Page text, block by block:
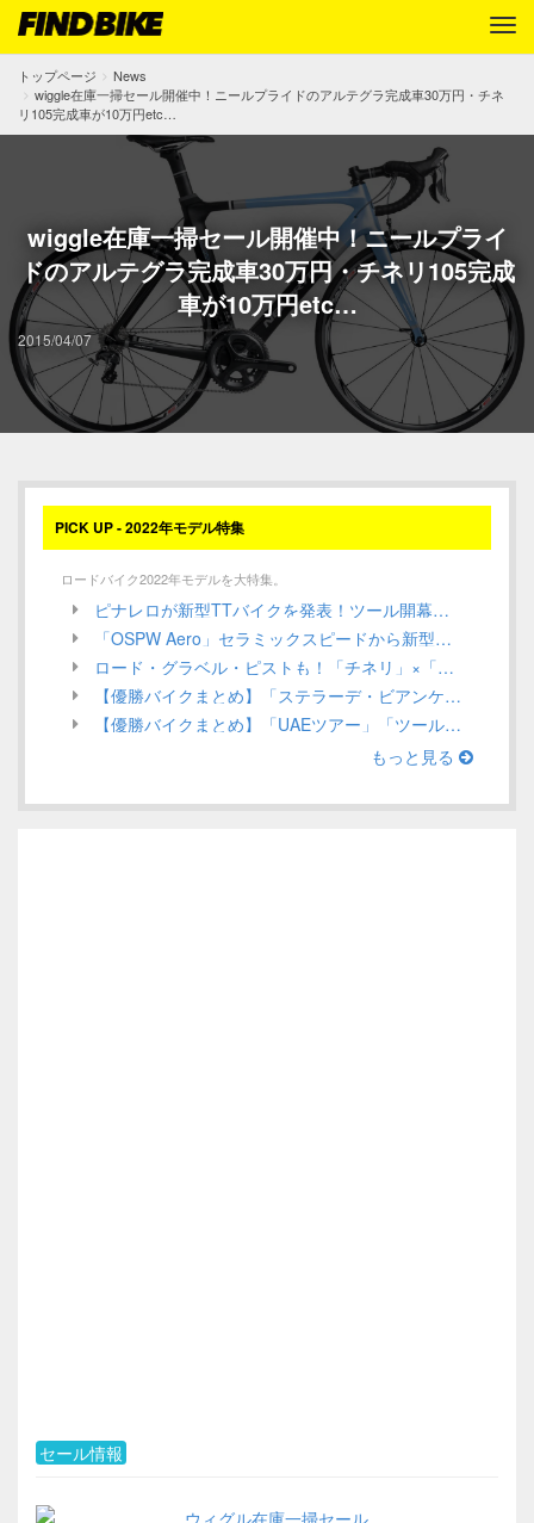
トップページ
News
wiggle在庫一掃セール開催中！ニールプライドのアルテグラ完成車30万円・チネ
リ105完成車が10万円etc…
wiggle在庫一掃セール開催中！ニールプライ
ドのアルテグラ完成車30万円・チネリ105完成
車が10万円etc…
2015/04/07
PICK UP - 2022年モデル特集
ロードバイク2022年モデルを大特集。
ピナレロが新型TTバイクを発表！ツール開幕戦でガンナがステージ優勝を狙う！／ INEOS Grenadiers【Tour de France 2022】
「OSPW Aero」セラミックスピードから新型エアロプーリーシステムが発売！UCI規定による認定は？／CeramicSpeed
ロード・グラベル・ピストも！「チネリ」×「インテル」ミラノを代表する2つのアイコンがコラボアイテムを発表／Cinelli 2022年モデル ロードバイク
【優勝バイクまとめ】「ステラーデ・ビアンケ」ほか、3月第1週目／ロードレース 2022
【優勝バイクまとめ】「UAEツアー」「ツール・ド・ルワンダ」ほか、2月第4週目（Stage Race編）／ロードレース 2022
もっと見る
セール情報